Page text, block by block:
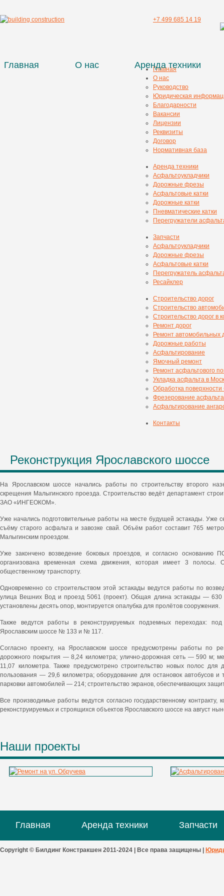
+7 499 685 14 19
Главная О нас Аренда техники
Главная
О нас
Руководство
Юридическая
Благодарности
Вакансии
Лицензии
Реквизиты
Договор
Нормативная база
Аренда техники
Асфальтоукладчики
Дорожные фрезы
Асфальтовые катки
Дорожные катки
Пневматические катки
Перегружатели
Запчасти
Асфальтоукладчики
Дорожные фрезы
Асфальтовые катки
Перегружатель
Ресайклер
Строительство дорог
Строительство
Строительство дорог в
Ремонт дорог
Ремонт автомобильных
Дорожные работы
Асфальтирование
Ямочный ремонт
Ремонт асфальтового
Укладка асфальта в
Обработка
Фрезерование асфальта
Асфальтирование
Контакты
Реконструкция Ярославского шоссе
На Ярославском шоссе начались работы по строительству второго
скрещения Малыгинского проезда. Строительство ведёт департамент
ЗАО «ИНГЕОКОМ».
Уже начались подготовительные работы на месте будущей эстакады. Уже
съёму старого асфальта и завозке свай. Объём работ составит 765
Малыгинским проездом.
Уже закончено возведение боковых проездов, и согласно основанию
организована временная схема движения, которая имеет 3 полосы.
общественному транспорту.
Одновременно со строительством этой эстакады ведутся работы по
улица Вешних Вод и проезд 5061 (проект). Общая длина эстакады —
установлены десять опор, монтируется опалубка для пролётов сооружения.
Также ведутся работы в реконструируемых подземных переходах:
Ярославским шоссе № 133 и № 117.
Согласно проекту, на Ярославском шоссе предусмотрены работы по
дорожного покрытия — 8,24 километра; улично-дорожная сеть — 590 м;
11,07 километра. Также предусмотрено строительство новых полос для
пользования — 29,6 километра; оборудование для остановок автобусов
парковки автомобилей — 214; строительство экранов, обеспечивающих
Все производимые работы ведутся согласно государственному контракту,
реконструируемых и строящихся объектов Ярославского шоссе на август
Наши проекты
Главная Аренда техники Запчасти
Copyright © Билдинг Констракшен 2011-2024 | Все права защищены |